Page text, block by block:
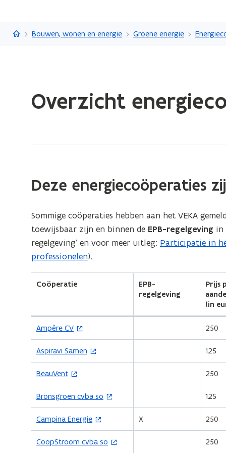
Vlaanderen.be
Bouwen, wonen en energie Groene energie
laden.
energiecoöperaties
Vlaanderen
Overzicht
Deze energiecoöperaties
Sommige coöperaties hebben aan het VEKA
toewijsbaar zijn en binnen de EPB-regelgeving in
regelgeving’ en voor meer uitleg: Participatie in
professionelen).
(Scroll
links)
(Scroll
rechts)
Coöperatie
EPB-
regelgeving
Prijs
(in
Ampère CV
(
o
p
e
t
i
n
n
i
e
u
w
250
Aspiravi Samen
(
o
p
e
t
i
n
n
i
125
BeauVent
(
o
p
e
t
i
n
250
Bronsgroen cvba so
(
o
p
e
t
125
Campina Energie
(
o
p
e
X 250
CoopStroom cvba so
(
250